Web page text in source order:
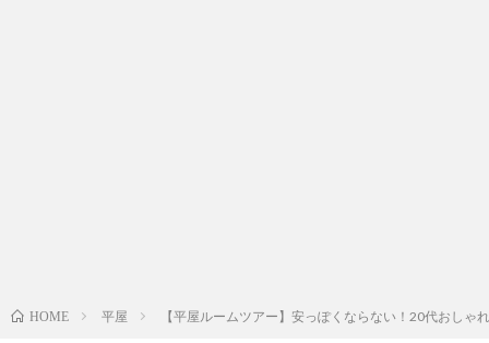
HOME 平屋 【平屋ルームツアー】安っぽくならない！20代おし